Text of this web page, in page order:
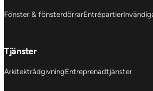
Fönster & fönsterdörrarEntrépartier
Tjänster
ArkitektrådgivningEntreprenadtjänster